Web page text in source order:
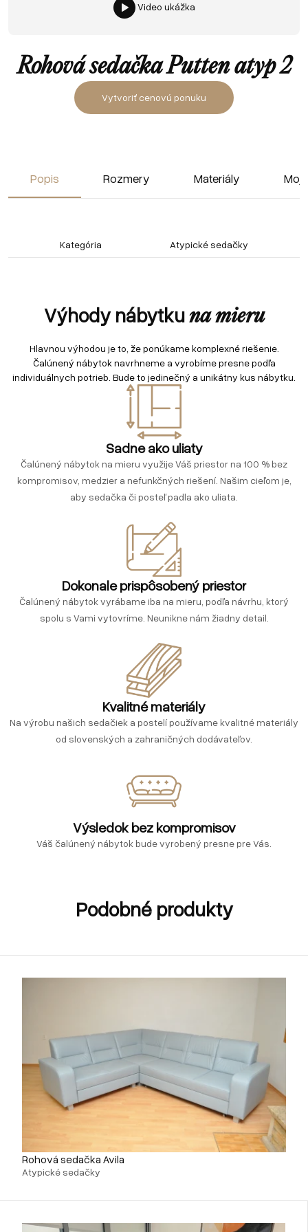
Video ukážka
Rohová sedačka Putten atyp 2
Vytvoriť cenovú ponuku
Popis Rozmery Materiály
Kategória Atypické sedačky
Výhody nábytkuna mieru
Hlavnou výhodou je to, že ponúkame komplexné riešenie.
Čalúnený nábytok navrhneme a vyrobíme presne podľa
individuálnych potrieb. Bude to jedinečný a unikátny kus nábytku.
Sadne ako uliaty
Čalúnený nábytok na mieru využije Váš priestor na 100 % bez
kompromisov, medzier a nefunkčných riešení. Našim cieľom je,
aby sedačka či posteľ padla ako uliata.
Dokonale prispôsobený priestor
Čalúnený nábytok vyrábame iba na mieru, podľa návrhu, ktorý
spolu s Vami vytovríme. Neunikne nám žiadny detail.
Kvalitné materiály
Na výrobu našich sedačiek a postelí používame kvalitné materiály
od slovenských a zahraničných dodávateľov.
Výsledok bez kompromisov
Váš čalúnený nábytok bude vyrobený presne pre Vás.
Podobné produkty
Rohová sedačka Avila
Atypické sedačky